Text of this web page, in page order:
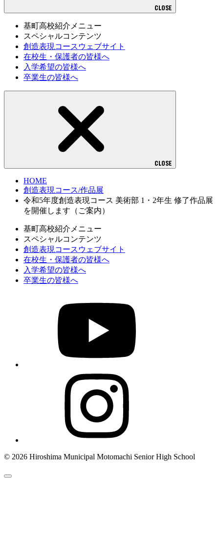
CLOSE
基町高校紹介メニュー
スペシャルコンテンツ
創造表現コースウェブサイト
在校生・保護者の皆様へ
入学希望の皆様へ
卒業生の皆様へ
CLOSE
HOME
創造表現コース/作品展
令和5年度創造表現コース 美術部 1・2年生 修了作品展
を開催します（ご案内）
基町高校紹介メニュー
スペシャルコンテンツ
創造表現コースウェブサイト
在校生・保護者の皆様へ
入学希望の皆様へ
卒業生の皆様へ
© 2026 Hiroshima Municipal Motomachi Senior High School